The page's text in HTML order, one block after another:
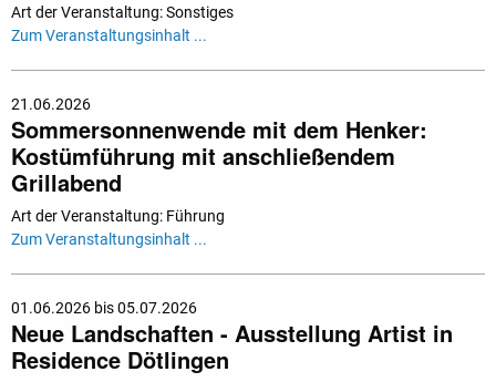
Art der Veranstaltung: Sonstiges
Zum Veranstaltungsinhalt ...
21.06.2026
Sommersonnenwende mit dem Henker:
Kostümführung mit anschließendem
Grillabend
Art der Veranstaltung: Führung
Zum Veranstaltungsinhalt ...
01.06.2026 bis 05.07.2026
Neue Landschaften - Ausstellung Artist in
Residence Dötlingen